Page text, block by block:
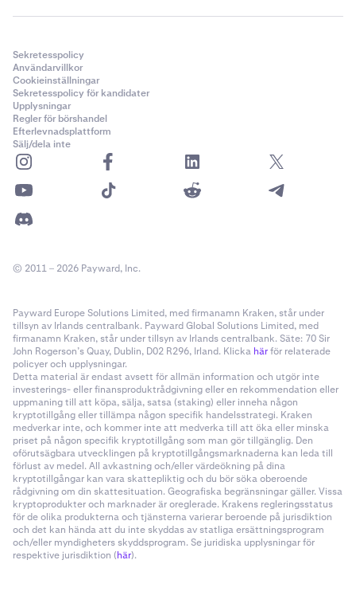
använd skjutreglagetför att välja en specifik
Eftersom flera plånböcker kan läggas till i Beholder
Sekretesspolicy
Användarvillkor
Cookieinställningar
Sekretesspolicy för kandidater
Upplysningar
Regler för börshandel
Efterlevnadsplattform
Sälj/dela inte
© 2011 – 2026 Payward, Inc.
Payward Europe Solutions Limited, med firmanamn Kraken, står under
tillsyn av Irlands centralbank. Payward Global Solutions Limited, med
firmanamn Kraken, står under tillsyn av Irlands centralbank. Säte: 70 Sir
John Rogerson’s Quay, Dublin, D02 R296, Irland. Klicka härför relaterade
policyer och upplysningar.
Detta material är endast avsett för allmän information och utgör inte
investerings- eller finansproduktrådgivning eller en rekommendation eller
uppmaning till att köpa, sälja, satsa (staking) eller inneha någon
kryptotillgång eller tillämpa någon specifik handelsstrategi. Kraken
medverkar inte, och kommer inte att medverka till att öka eller minska
priset på någon specifik kryptotillgång som man gör tillgänglig. Den
oförutsägbara utvecklingen på kryptotillgångsmarknaderna kan leda till
förlust av medel. All avkastning och/eller värdeökning på dina
kryptotillgångar kan vara skattepliktig och du bör söka oberoende
rådgivning om din skattesituation. Geografiska begränsningar gäller. Vissa
kryptoprodukter och marknader är oreglerade. Krakens regleringsstatus
för de olika produkterna och tjänsterna varierar beroende på jurisdiktion
och det kan hända att du inte skyddas av statliga ersättningsprogram
och/eller myndigheters skyddsprogram. Se juridiska upplysningar för
respektive jurisdiktion (här).